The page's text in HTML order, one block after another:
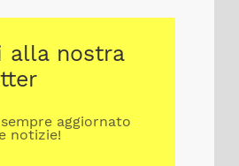
alla nostra
aggiornato
notizie!